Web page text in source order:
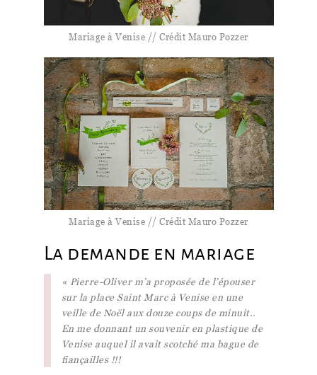
Mariage à Venise // Crédit Mauro Pozzer
Mariage à Venise // Crédit Mauro Pozzer
La demande en mariage
« Pierre-Oliver m’a proposée de l’épouser
sur la place Saint Marc à Venise en une
veille de Noël aux douze coups de minuit..
En me donnant un souvenir en plastique de
Venise auquel il avait scotché ma bague de
fiançailles !!!